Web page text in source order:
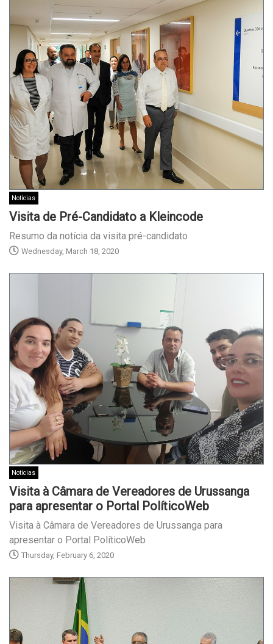
Notícias
Visita de Pré-Candidato a Kleincode
Resumo da notícia da visita pré-candidato
Wednesday, March 18, 2020
Notícias
Visita à Câmara de Vereadores de Urussanga
para apresentar o Portal PolíticoWeb
Visita à Câmara de Vereadores de Urussanga para
apresentar o Portal PolíticoWeb
Thursday, February 6, 2020